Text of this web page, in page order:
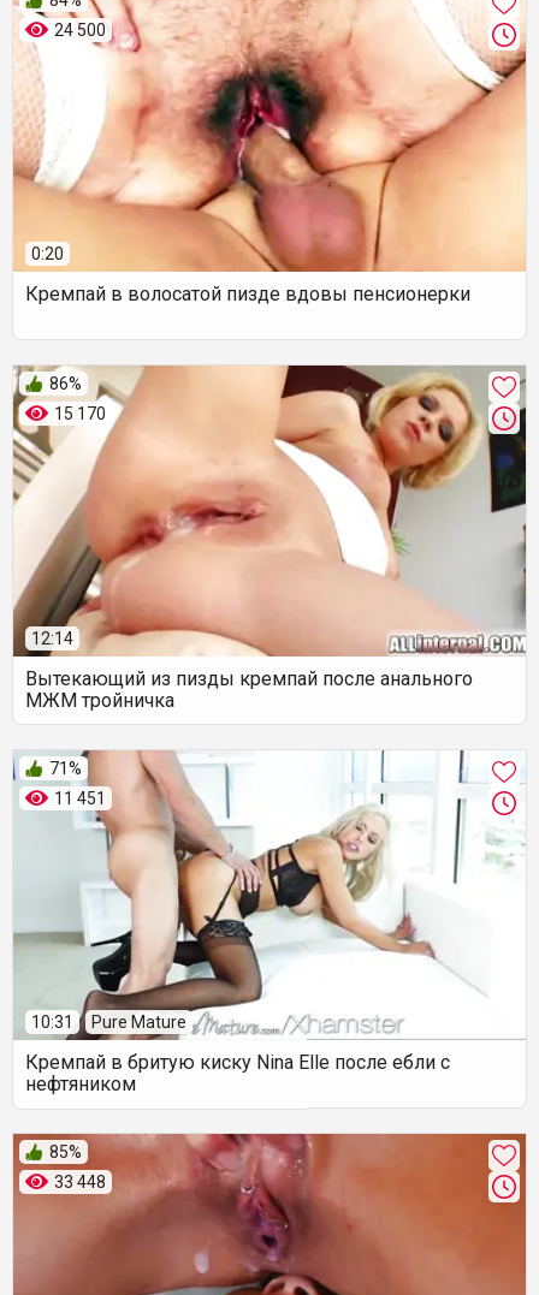
24 500
0:20
Кремпай в волосатой пизде вдовы пенсионерки
15 170
86%
12:14
Вытекающий из пизды кремпай после анального
МЖМ тройничка
11 451
71%
10:31 Pure Mature
Кремпай в бритую киску Nina Elle после ебли с
нефтяником
33 448
85%